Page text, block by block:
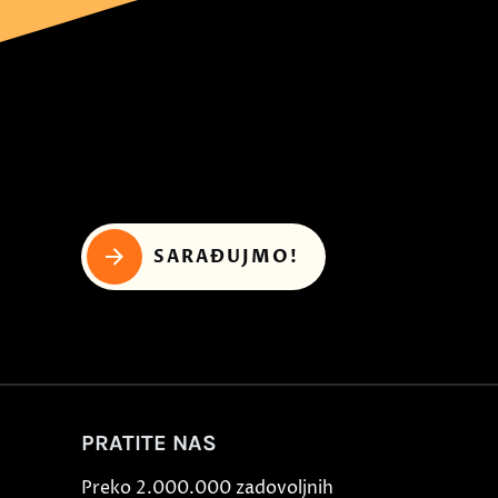
SARAĐUJMO!
PRATITE NAS
Preko 2.000.000 zadovoljnih